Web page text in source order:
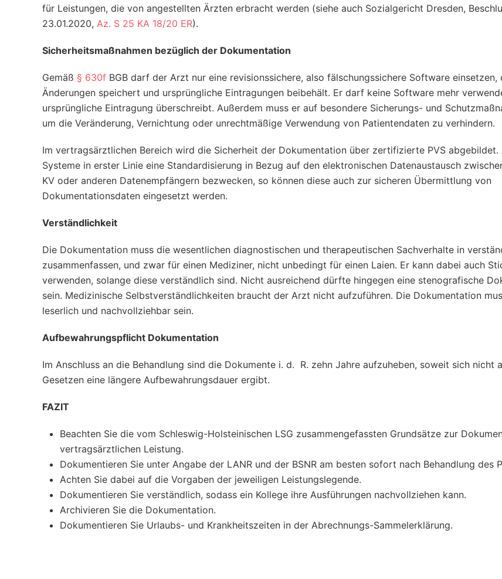
für Leistungen, die von angestellten Ärzten erbracht werden (siehe auch Sozialgericht Dresden,
23.01.2020, Az. S 25 KA 18/20 ER).
Sicherheitsmaßnahmen bezüglich der Dokumentation
Gemäß § 630f BGB darf der Arzt nur eine revisionssichere, also fälschungssichere Software einsetzen,
Änderungen speichert und ursprüngliche Eintragungen beibehält. Er darf keine Software mehr
ursprüngliche Eintragung überschreibt. Außerdem muss er auf besondere Sicherungs- und
um die Veränderung, Vernichtung oder unrechtmäßige Verwendung von Patientendaten zu verhindern.
Im vertragsärztlichen Bereich wird die Sicherheit der Dokumentation über zertifizierte PVS abgebildet.
Systeme in erster Linie eine Standardisierung in Bezug auf den elektronischen Datenaustausch
KV oder anderen Datenempfängern bezwecken, so können diese auch zur sicheren Übermittlung von
Dokumentationsdaten eingesetzt werden.
Verständlichkeit
Die Dokumentation muss die wesentlichen diagnostischen und therapeutischen Sachverhalte in
zusammenfassen, und zwar für einen Mediziner, nicht unbedingt für einen Laien. Er kann dabei auch
verwenden, solange diese verständlich sind. Nicht ausreichend dürfte hingegen eine stenografische
sein. Medizinische Selbstverständlichkeiten braucht der Arzt nicht aufzuführen. Die Dokumentation
leserlich und nachvollziehbar sein.
Aufbewahrungspflicht Dokumentation
Im Anschluss an die Behandlung sind die Dokumente i. d. R. zehn Jahre aufzuheben, soweit sich nicht
Gesetzen eine längere Aufbewahrungsdauer ergibt.
FAZIT
Beachten Sie die vom Schleswig-Holsteinischen LSG zusammengefassten Grundsätze zur
vertragsärztlichen Leistung.
Dokumentieren Sie unter Angabe der LANR und der BSNR am besten sofort nach Behandlung des
Achten Sie dabei auf die Vorgaben der jeweiligen Leistungslegende.
Dokumentieren Sie verständlich, sodass ein Kollege ihre Ausführungen nachvollziehen kann.
Archivieren Sie die Dokumentation.
Dokumentieren Sie Urlaubs- und Krankheitszeiten in der Abrechnungs-Sammelerklärung.